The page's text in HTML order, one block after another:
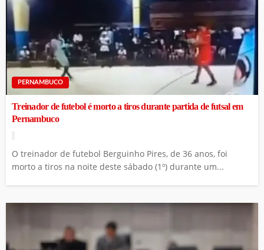
PERNAMBUCO
Treinador de futebol é morto a tiros durante partida de futsal em
Pernambuco
O treinador de futebol Berguinho Pires, de 36 anos, foi
morto a tiros na noite deste sábado (1º) durante um...